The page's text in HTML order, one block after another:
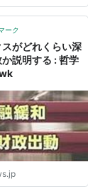
（双書Zero）
ーク
がどれくらい深
説明する : 哲学